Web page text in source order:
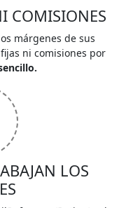
COMISIONES
márgenes de sus
ni comisiones por
LOS